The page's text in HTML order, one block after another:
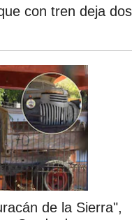
con tren deja dos
de la Sierra",